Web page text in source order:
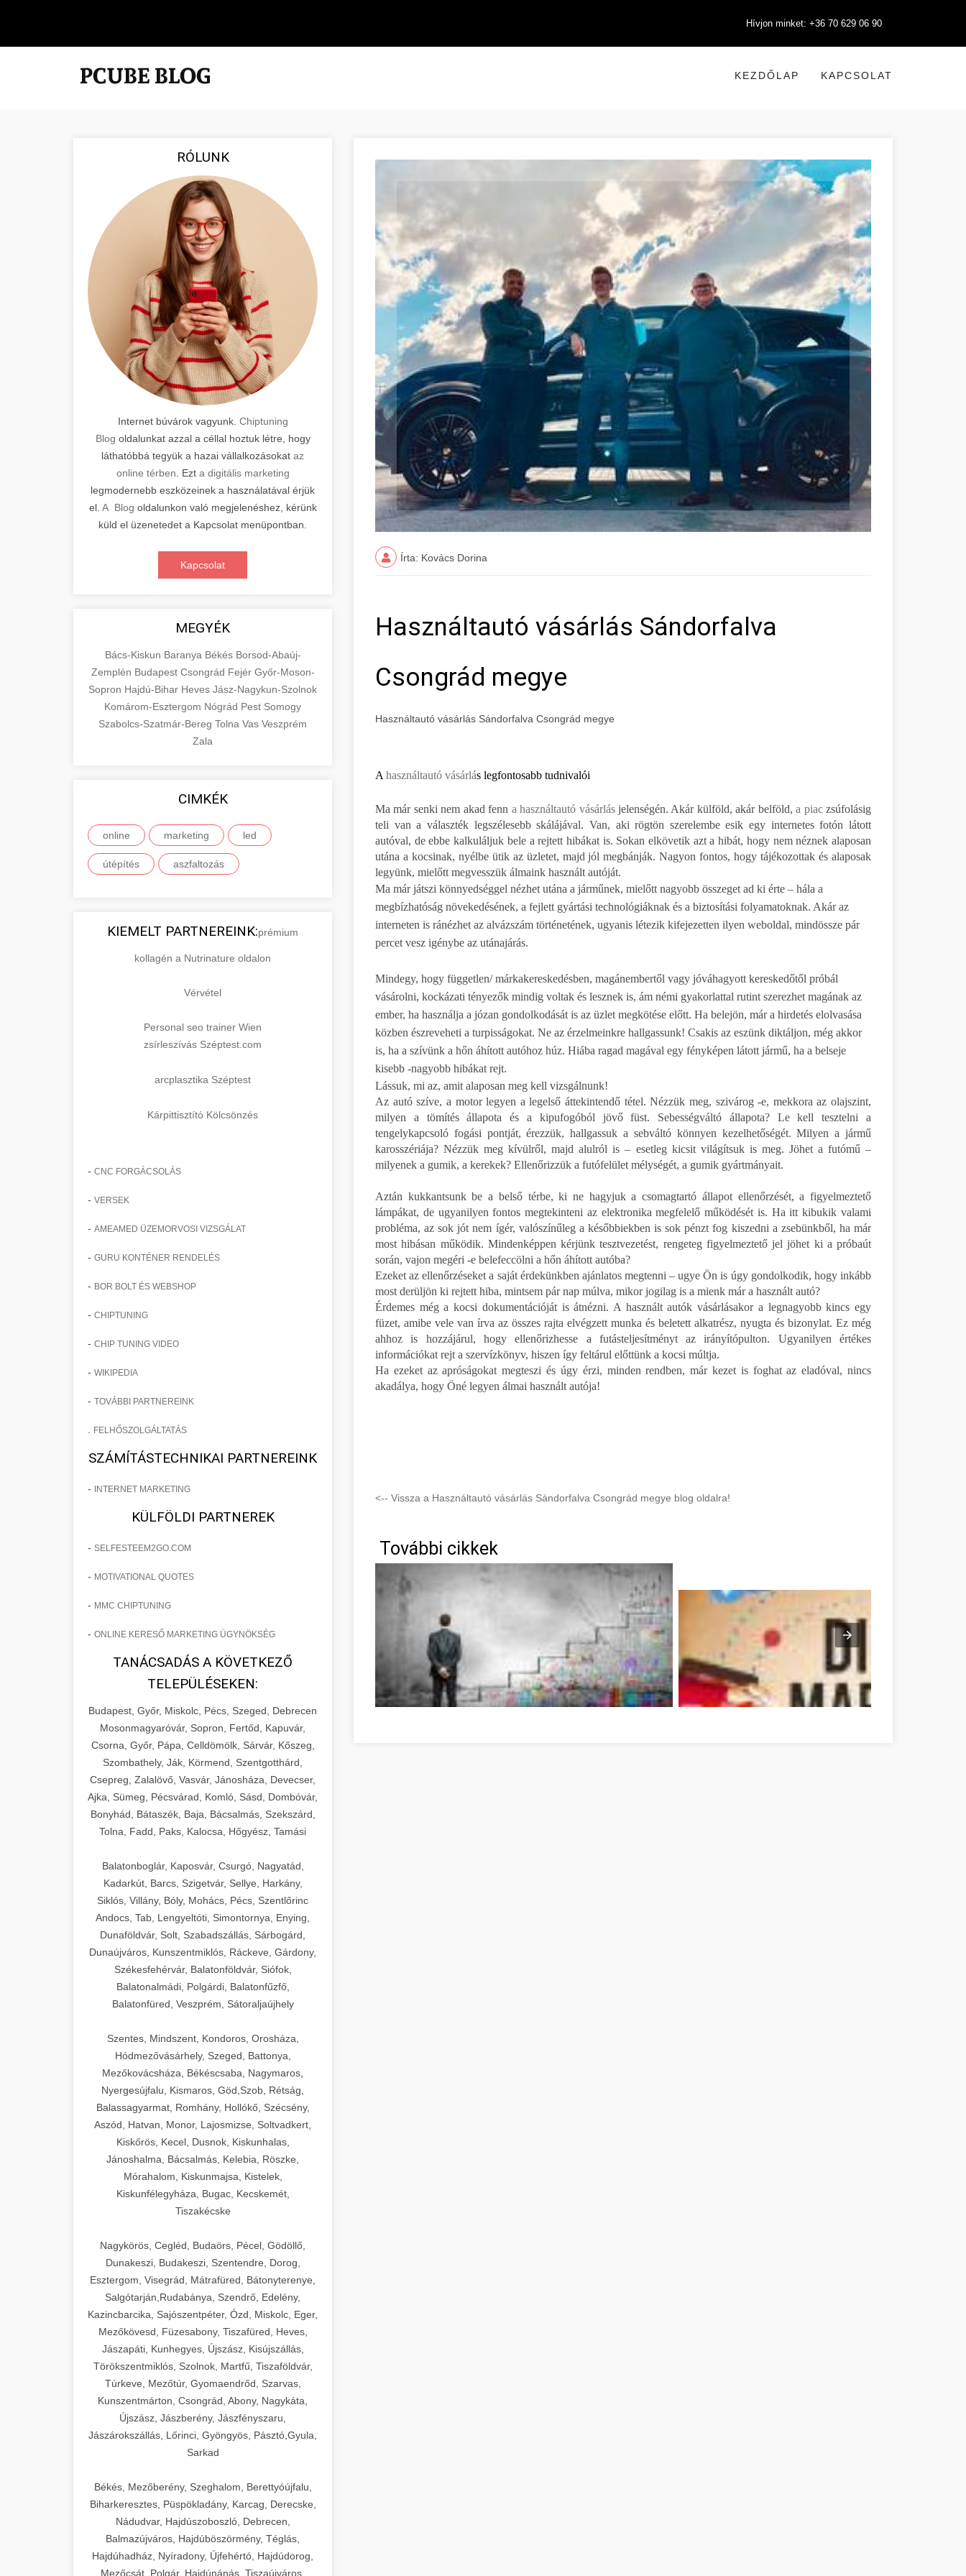
Hívjon minket: +36 70 629 06 90
KEZDŐLAP KAPCSOLAT
RÓLUNK
Internet búvárok vagyunk. Chiptuning
Blog oldalunkat azzal a céllal hoztuk létre, hogy
láthatóbbá tegyük a hazai vállalkozásokat az
online térben . Ezt a digitális marketing
legmodernebb eszközeinek a használatával érjük
el. A Blog oldalunkon való megjelenéshez, kérünk
küld el üzenetedet a Kapcsolat menüpontban.
Kapcsolat
MEGYÉK
Bács-Kiskun Baranya Békés Borsod-Abaúj-
Zemplén Budapest Csongrád Fejér Győr-Moson-
Sopron Hajdú-Bihar Heves Jász-Nagykun-Szolnok
Komárom-Esztergom Nógrád Pest Somogy
Szabolcs-Szatmár-Bereg Tolna Vas Veszprém
Zala
CIMKÉK
online marketing led
útépítés aszfaltozás
KIEMELT PARTNEREINK:prémium
kollagén a Nutrinature oldalon
Vérvétel
Personal seo trainer Wien
zsírleszívás Széptest.com
arcplasztika Széptest
Kárpittisztító Kölcsönzés
- CNC FORGÁCSOLÁS
- VERSEK
- AMEAMED ÜZEMORVOSI VIZSGÁLAT
- GURU KONTÉNER RENDELÉS
- BOR BOLT ÉS WEBSHOP
- CHIPTUNING
- CHIP TUNING VIDEO
- WIKIPEDIA
- TOVÁBBI PARTNEREINK
FELHŐSZOLGÁLTATÁS
SZÁMÍTÁSTECHNIKAI PARTNEREINK
- INTERNET MARKETING
KÜLFÖLDI PARTNEREK
- SELFESTEEM2GO.COM
- MOTIVATIONAL QUOTES
- MMC CHIPTUNING
- ONLINE KERESŐ MARKETING ÜGYNÖKSÉG
TANÁCSADÁS A KÖVETKEZŐ
TELEPÜLÉSEKEN:
Budapest, Győr, Miskolc, Pécs, Szeged, Debrecen
Mosonmagyaróvár, Sopron, Fertőd, Kapuvár,
Csorna, Győr, Pápa, Celldömölk, Sárvár, Kőszeg,
Szombathely, Ják, Körmend, Szentgotthárd,
Csepreg, Zalalövő, Vasvár, Jánosháza, Devecser,
Ajka, Sümeg, Pécsvárad, Komló, Sásd, Dombóvár,
Bonyhád, Bátaszék, Baja, Bácsalmás, Szekszárd,
Tolna, Fadd, Paks, Kalocsa, Hőgyész, Tamási
Balatonboglár, Kaposvár, Csurgó, Nagyatád,
Kadarkút, Barcs, Szigetvár, Sellye, Harkány,
Siklós, Villány, Bóly, Mohács, Pécs, Szentlőrinc
Andocs, Tab, Lengyeltóti, Simontornya, Enying,
Dunaföldvár, Solt, Szabadszállás, Sárbogárd,
Dunaújváros, Kunszentmiklós, Ráckeve, Gárdony,
Székesfehérvár, Balatonföldvár, Siófok,
Balatonalmádi, Polgárdi, Balatonfűzfő,
Balatonfüred, Veszprém, Sátoraljaújhely
Szentes, Mindszent, Kondoros, Orosháza,
Hódmezővásárhely, Szeged, Battonya,
Mezőkovácsháza, Békéscsaba, Nagymaros,
Nyergesújfalu, Kismaros, Göd,Szob, Rétság,
Balassagyarmat, Romhány, Hollókő, Szécsény,
Aszód, Hatvan, Monor, Lajosmizse, Soltvadkert,
Kiskőrös, Kecel, Dusnok, Kiskunhalas,
Jánoshalma, Bácsalmás, Kelebia, Röszke,
Mórahalom, Kiskunmajsa, Kistelek,
Kiskunfélegyháza, Bugac, Kecskemét,
Tiszakécske
Nagykörös, Cegléd, Budaörs, Pécel, Gödöllő,
Dunakeszi, Budakeszi, Szentendre, Dorog,
Esztergom, Visegrád, Mátrafüred, Bátonyterenye,
Salgótarján,Rudabánya, Szendrő, Edelény,
Kazincbarcika, Sajószentpéter, Ózd, Miskolc, Eger,
Mezőkövesd, Füzesabony, Tiszafüred, Heves,
Jászapáti, Kunhegyes, Újszász, Kisújszállás,
Törökszentmiklós, Szolnok, Martfű, Tiszaföldvár,
Túrkeve, Mezőtúr, Gyomaendrőd, Szarvas,
Kunszentmárton, Csongrád, Abony, Nagykáta,
Újszász, Jászberény, Jászfényszaru,
Jászárokszállás, Lőrinci, Gyöngyös, Pásztó,Gyula,
Sarkad
Békés, Mezőberény, Szeghalom, Berettyóújfalu,
Biharkeresztes, Püspökladány, Karcag, Derecske,
Nádudvar, Hajdúszoboszló, Debrecen,
Balmazújváros, Hajdúböszörmény, Téglás,
Hajdúhadház, Nyíradony, Újfehértó, Hajdúdorog,
Mezőcsát, Polgár, Hajdúnánás, Tiszaújváros,
Írta: Kovács Dorina
Használtautó vásárlás Sándorfalva
Csongrád megye
Használtautó vásárlás Sándorfalva Csongrád megye
A használtautó vásárlás legfontosabb tudnivalói
Ma már senki nem akad fenn a használtautó vásárlás jelenségén. Akár külföld, akár belföld,a piaczsúfolásig
teli van a választék legszélesebb skálájával. Van, aki rögtön szerelembe esik egy internetes fotón látott
autóval, de ebbe kalkuláljuk bele a rejtett hibákat is. Sokan elkövetik azt a hibát, hogy nem néznek alaposan
utána a kocsinak, nyélbe ütik az üzletet, majd jól megbánják. Nagyon fontos, hogy tájékozottak és alaposak
legyünk, mielőtt megvesszük álmaink használt autóját.
Ma már játszi könnyedséggel nézhet utána a járműnek, mielőtt nagyobb összeget ad ki érte – hála a
megbízhatóság növekedésének, a fejlett gyártási technológiáknak és a biztosítási folyamatoknak. Akár az
interneten is ránézhet az alvázszám történetének, ugyanis létezik kifejezetten ilyen weboldal, mindössze pár
percet vesz igénybe az utánajárás.
Mindegy, hogy független/ márkakereskedésben, magánembertől vagy jóváhagyott kereskedőtől próbál
vásárolni, kockázati tényezők mindig voltak és lesznek is, ám némi gyakorlattal rutint szerezhet magának az
ember, ha használja a józan gondolkodását is az üzlet megkötése előtt. Ha belejön, már a hirdetés elolvasása
közben észreveheti a turpisságokat. Ne az érzelmeinkre hallgassunk! Csakis az eszünk diktáljon, még akkor
is, ha a szívünk a hőn áhított autóhoz húz. Hiába ragad magával egy fényképen látott jármű, ha a belseje
kisebb -nagyobb hibákat rejt.
Lássuk, mi az, amit alaposan meg kell vizsgálnunk!
Az autó szíve, a motor legyen a legelső áttekintendő tétel. Nézzük meg, szivárog -e, mekkora az olajszint,
milyen a tömítés állapota és a kipufogóból jövő füst. Sebességváltó állapota? Le kell tesztelni a
tengelykapcsoló fogási pontját, érezzük, hallgassuk a sebváltó könnyen kezelhetőségét. Milyen a jármű
karosszériája? Nézzük meg kívülről, majd alulról is – esetleg kicsit világítsuk is meg. Jöhet a futómű –
milyenek a gumik, a kerekek? Ellenőrizzük a futófelület mélységét, a gumik gyártmányait.
Aztán kukkantsunk be a belső térbe, ki ne hagyjuk a csomagtartó állapot ellenőrzését, a figyelmeztető
lámpákat, de ugyanilyen fontos megtekinteni az elektronika megfelelő működését is. Ha itt kibukik valami
probléma, az sok jót nem ígér, valószínűleg a későbbiekben is sok pénzt fog kiszedni a zsebünkből, ha már
most hibásan működik. Mindenképpen kérjünk tesztvezetést, rengeteg figyelmeztető jel jöhet ki a próbaút
során, vajon megéri -e belefeccölni a hőn áhított autóba?
Ezeket az ellenőrzéseket a saját érdekünkben ajánlatos megtenni – ugye Ön is úgy gondolkodik, hogy inkább
most derüljön ki rejtett hiba, mintsem pár nap múlva, mikor jogilag is a mienk már a használt autó?
Érdemes még a kocsi dokumentációját is átnézni. A használt autók vásárlásakor a legnagyobb kincs egy
füzet, amibe vele van írva az összes rajta elvégzett munka és beletett alkatrész, nyugta és bizonylat. Ez még
ahhoz is hozzájárul, hogy ellenőrizhesse a futásteljesítményt az irányítópulton. Ugyanilyen értékes
információkat rejt a szervízkönyv, hiszen így feltárul előttünk a kocsi múltja.
Ha ezeket az apróságokat megteszi és úgy érzi, minden rendben, már kezet is foghat az eladóval, nincs
akadálya, hogy Öné legyen álmai használt autója!
<-- Vissza a Használtautó vásárlás Sándorfalva Csongrád megye blog oldalra!
További cikkek